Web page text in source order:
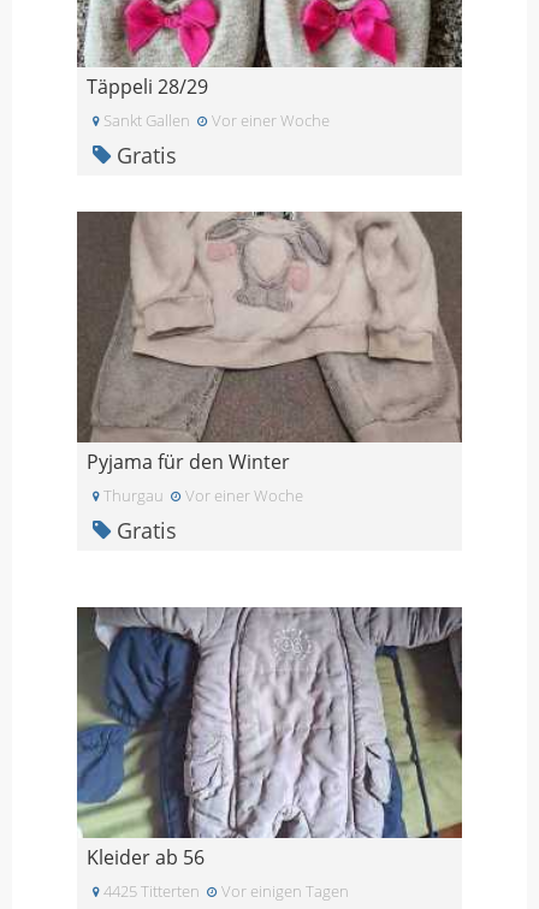
Täppeli 28/29
Sankt Gallen Vor einer Woche
Gratis
Pyjama für den Winter
Thurgau Vor einer Woche
Gratis
Kleider ab 56
4425 Titterten Vor einigen Tagen